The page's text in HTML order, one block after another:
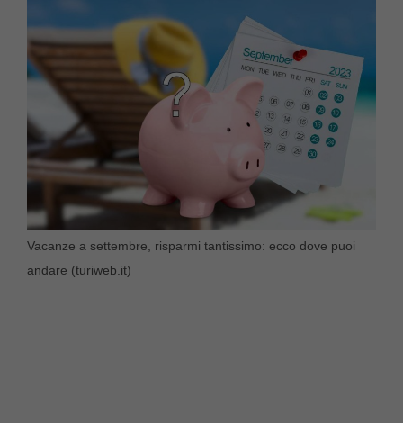
Vacanze a settembre, risparmi tantissimo: ecco dove puoi
andare (turiweb.it)